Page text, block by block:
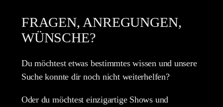
FRAGEN, ANREGUNGEN,
WÜNSCHE?
Du möchtest etwas bestimmtes wissen und unsere
Suche konnte dir noch nicht weiterhelfen?
Oder du möchtest einzigartige Shows und